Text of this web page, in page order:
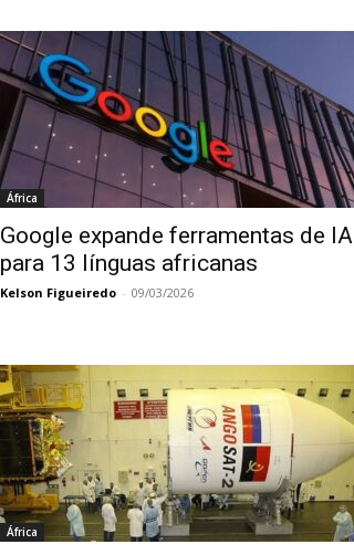
África
Google expande ferramentas de IA
para 13 línguas africanas
Kelson Figueiredo - 09/03/2026
África